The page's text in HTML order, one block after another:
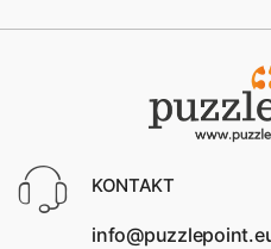
KONTAKT